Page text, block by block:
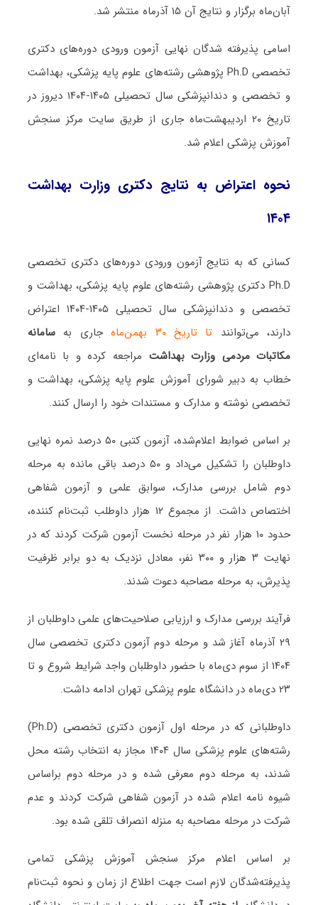
آبان‌ماه برگزار و نتایج آن ۱۵ آذرماه منتشر شد.
اسامی پذیرفته شدگان نهایی آزمون ورودی دوره‌های دکتری
تخصصی Ph.D پژوهشی رشته‌های علوم پایه پزشکی، بهداشت
و تخصصی و دندانپزشکی سال تحصیلی ۱۴۰۵-۱۴۰۴ دیروز در
تاریخ ۲۰ اردیبهشت‌ماه جاری از طریق سایت مرکز سنجش
آموزش پزشکی اعلام شد.
نحوه اعتراض به نتایج دکتری وزارت بهداشت
۱۴۰۴
کسانی که به نتایج آزمون ورودی دوره‌های دکتری تخصصی
Ph.D دکتری پژوهشی رشته‌های علوم پایه پزشکی، بهداشت و
تخصصی و دندانپزشکی سال تحصیلی ۱۴۰۵-۱۴۰۴ اعتراض
دارند، می‌توانند تا تاریخ ۳۰ بهمن‌ماه جاری به سامانه
مکاتبات مردمی وزارت بهداشت مراجعه کرده و با نامه‌ای
خطاب به دبیر شورای آموزش علوم پایه پزشکی، بهداشت و
تخصصی نوشته و مدارک و مستندات خود را ارسال کنند.
بر اساس ضوابط اعلام‌شده، آزمون کتبی ۵۰ درصد نمره نهایی
داوطلبان را تشکیل می‌داد و ۵۰ درصد باقی مانده به مرحله
دوم شامل بررسی مدارک، سوابق علمی و آزمون شفاهی
اختصاص داشت. از مجموع ۱۲ هزار داوطلب ثبت‌نام کننده،
حدود ۱۰ هزار نفر در مرحله نخست آزمون شرکت کردند که در
نهایت ۳ هزار و ۳۰۰ نفر، معادل نزدیک به دو برابر ظرفیت
پذیرش، به مرحله مصاحبه دعوت شدند.
فرآیند بررسی مدارک و ارزیابی صلاحیت‌های علمی داوطلبان از
۲۹ آذرماه آغاز شد و مرحله دوم آزمون دکتری تخصصی سال
۱۴۰۴ از سوم دی‌ماه با حضور داوطلبان واجد شرایط شروع و تا
۲۳ دی‌ماه در دانشگاه علوم پزشکی تهران ادامه داشت.
داوطلبانی که در مرحله اول آزمون دکتری تخصصی (Ph.D)
رشته‌های علوم پزشکی سال ۱۴۰۴ مجاز به انتخاب رشته محل
شدند، به مرحله دوم معرفی شده و در مرحله دوم براساس
شیوه نامه اعلام شده در آزمون شفاهی شرکت کردند و عدم
شرکت در مرحله مصاحبه به منزله انصراف تلقی شده بود.
بر اساس اعلام مرکز سنجش آموزش پزشکی تمامی
پذیرفته‌شدگان لازم است جهت اطلاع از زمان و نحوه ثبت‌نام